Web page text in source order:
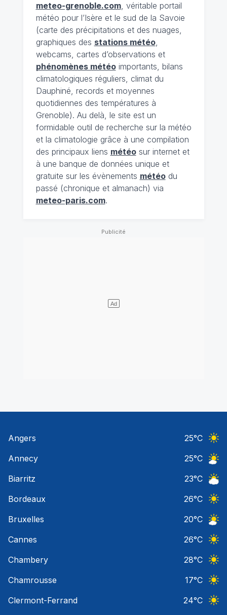
meteo-grenoble.com, véritable portail
météo pour l’Isère et le sud de la Savoie
(carte des précipitations et des nuages,
graphiques des stations météo,
webcams, cartes d’observations et
phénomènes météoimportants, bilans
climatologiques réguliers, climat du
Dauphiné, records et moyennes
quotidiennes des températures à
Grenoble). Au delà, le site est un
formidable outil de recherche sur la météo
et la climatologie grâce à une compilation
des principaux liens météosur internet et
à une banque de données unique et
gratuite sur les évènements météodu
passé (chronique et almanach) via
meteo-paris.com.
Angers 25°C
Annecy
25°C
Biarritz
23°C
Bordeaux
26°C
Bruxelles
20°C
Cannes
26°C
Chambery
28°C
Chamrousse
17°C
Clermont-Ferrand
24°C